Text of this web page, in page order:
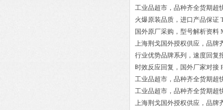
工业品超市，品种齐全货期超
火爆原装品质，进口产品保证
国外原厂采购，型号解析资料
上海荆戈国外授权供应，品牌
行业优势品牌系列，速度回复
时效反应回复，国外厂家对接
工业品超市，品种齐全货期超
工业品超市，品种齐全货期超
上海荆戈国外授权供应，品牌